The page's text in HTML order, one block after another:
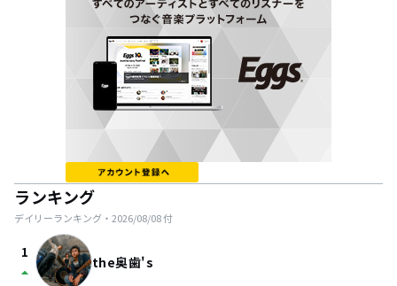
ランキング
デイリーランキング・ 2026/08/08付
1
arrow_drop_up the奥歯's